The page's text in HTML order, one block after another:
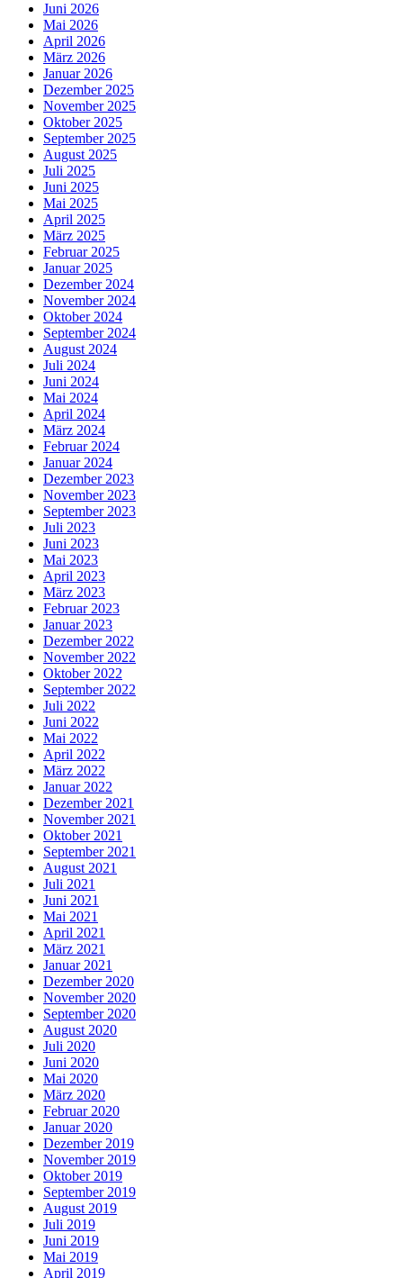
Juni 2026
Mai 2026
April 2026
März 2026
Januar 2026
Dezember 2025
November 2025
Oktober 2025
September 2025
August 2025
Juli 2025
Juni 2025
Mai 2025
April 2025
März 2025
Februar 2025
Januar 2025
Dezember 2024
November 2024
Oktober 2024
September 2024
August 2024
Juli 2024
Juni 2024
Mai 2024
April 2024
März 2024
Februar 2024
Januar 2024
Dezember 2023
November 2023
September 2023
Juli 2023
Juni 2023
Mai 2023
April 2023
März 2023
Februar 2023
Januar 2023
Dezember 2022
November 2022
Oktober 2022
September 2022
Juli 2022
Juni 2022
Mai 2022
April 2022
März 2022
Januar 2022
Dezember 2021
November 2021
Oktober 2021
September 2021
August 2021
Juli 2021
Juni 2021
Mai 2021
April 2021
März 2021
Januar 2021
Dezember 2020
November 2020
September 2020
August 2020
Juli 2020
Juni 2020
Mai 2020
März 2020
Februar 2020
Januar 2020
Dezember 2019
November 2019
Oktober 2019
September 2019
August 2019
Juli 2019
Juni 2019
Mai 2019
April 2019